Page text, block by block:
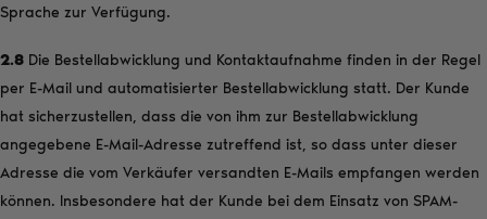
Sprache zur Verfügung.
2.8 Die Bestellabwicklung und Kontaktaufnahme finden in der Regel
per E-Mail und automatisierter Bestellabwicklung statt. Der Kunde
hat sicherzustellen, dass die von ihm zur Bestellabwicklung
angegebene E-Mail-Adresse zutreffend ist, so dass unter dieser
Adresse die vom Verkäufer versandten E-Mails empfangen werden
können. Insbesondere hat der Kunde bei dem Einsatz von SPAM-